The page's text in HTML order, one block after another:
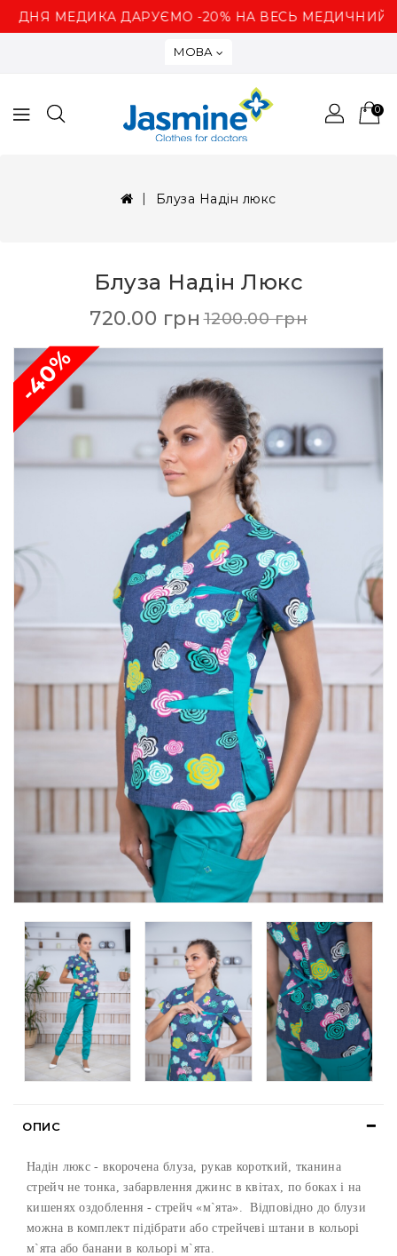
МЕДИКА ДАРУЄМО -20% НА ВЕСЬ
МОВА
0
Блуза Надін люкс
Блуза Надін Люкс
720.00 грн 1200.00 грн
-40%
ОПИС
Надін люкс - вкорочена блуза, рукав короткий, тканина
стрейч не тонка, забарвлення джинс в квітах, по боках і на
кишенях оздоблення - стрейч «м`ята». Відповідно до блузи
можна в комплект підібрати або стрейчеві штани в кольорі
м`ята або банани в кольорі м`ята.